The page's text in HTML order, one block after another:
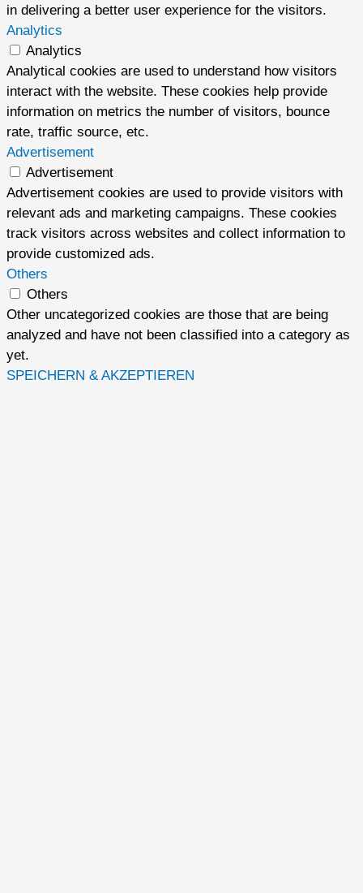
in delivering a better user experience for the visitors.
Analytics
Analytics
Analytical cookies are used to understand how visitors
interact with the website. These cookies help provide
information on metrics the number of visitors, bounce
rate, traffic source, etc.
Advertisement
Advertisement
Advertisement cookies are used to provide visitors with
relevant ads and marketing campaigns. These cookies
track visitors across websites and collect information to
provide customized ads.
Others
Others
Other uncategorized cookies are those that are being
analyzed and have not been classified into a category as
yet.
SPEICHERN & AKZEPTIEREN